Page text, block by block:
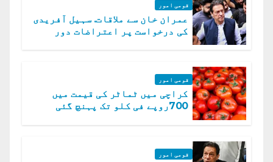
قومی امور
عمران خان سے ملاقات. سہیل آفریدی
کی درخواست پر اعتراضات دور
قومی امور
کراچی میں ٹماٹر کی قیمت میں
700روپے فی کلو تک پہنچ گئی
قومی امور